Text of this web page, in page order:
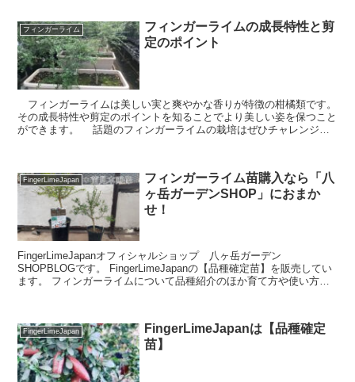
フィンガーライム
フィンガーライムの成長特性と剪
定のポイント
フィンガーライムは美しい実と爽やかな香りが特徴の柑橘類です。
その成長特性や剪定のポイントを知ることでより美しい姿を保つこと
ができます。 話題のフィンガーライムの栽培はぜひチャレンジし
FingerLimeJapan
フィンガーライム苗購入なら「八
ヶ岳ガーデンSHOP」におまか
せ！
FingerLimeJapanオフィシャルショップ 八ヶ岳ガーデン
SHOPBLOGです。 FingerLimeJapanの【品種確定苗】を販売してい
ます。 フィンガーライムについて品種紹介のほか育て方や使い方な
FingerLimeJapan
FingerLimeJapanは【品種確定
苗】